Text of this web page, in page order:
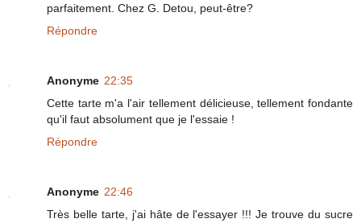
parfaitement. Chez G. Detou, peut-être?
Répondre
Anonyme 22:35
Cette tarte m'a l'air tellement délicieuse, tellement fondante
qu'il faut absolument que je l'essaie !
Répondre
Anonyme 22:46
Très belle tarte, j'ai hâte de l'essayer !!! Je trouve du sucre